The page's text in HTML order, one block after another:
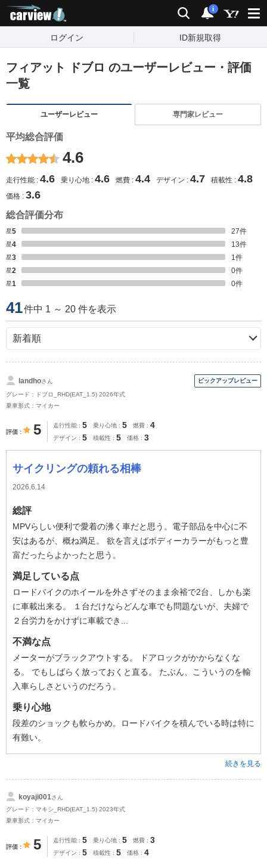
検索 通知
i
ログイン ID新規取得
フィアット ドブロ のユーザーレビュー・評価
一覧
ユーザーレビュー 専門家レビュー
平均総合評価
4.6
走行性能 4.6 乗り心地 4.6 燃費 4.4 デザイン 4.7 積載性 4.8
価格 3.6
総合評価分布
星5 27件
星4
13件
星3
1件
星2
0件
星1
0件
41件中 1 ～ 20 件を表示
landhoさん
グレード：ドブロ_RHD(EAT_1.5) 2026年式
乗車形式：マイカー
評価 5 走行性能 5 乗り心地 5 燃費 4
デザイン 5 積載性 5 価格 3
サイクリングの頼れる相棒
2026.6.14
総評
MPVらしい便利で愛着の沸く車だと思う。電子部品を中心に不
安はあるが、概ね満足。 欲を言えばボディーカラーがもっと豊
富だったらよかったと思う。
満足している点
ロードバイクのホイールを外さずそのまま余裕で2台、しかも楽
に車載出来る。 １台だけならどんな車でも問題ないが、夫婦で
２台労力をかけずに車載でき...
不満な点
メーターがブラックアウトする。 ドアロックがかからなくな
る。 でもしばらく放っておくと直る。 たぶん、こういうのを輸
入車らしさというのだろう。
乗り心地
段差のショックも軟らかめ。ロードバイクを積んでいる時は特に
有難い。
続きを見る
koyaji001さん
グレード：マキシ_RHD(EAT_1.5) 2023年式
乗車形式：マイカー
評価 5 走行性能 5 乗り心地 5 燃費 3
デザイン 5 積載性 5 価格 4